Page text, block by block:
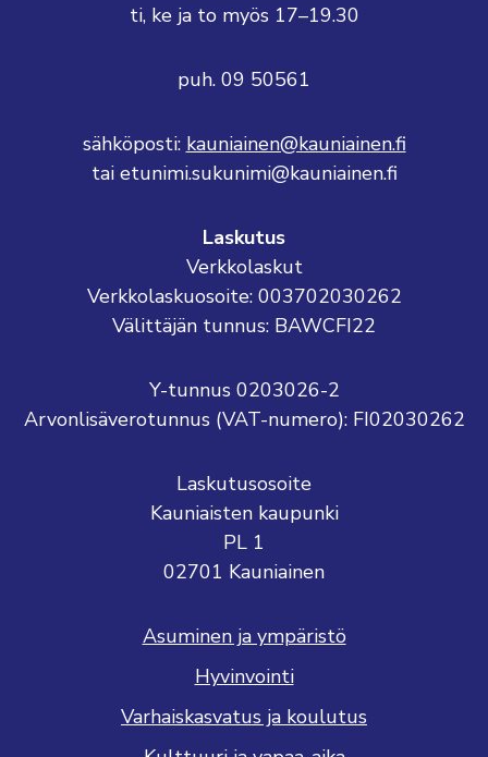
ti, ke ja to myös 17–19.30
puh. 09 50561
sähköposti: kauniainen@kauniainen.fi
tai etunimi.sukunimi@kauniainen.fi
Laskutus
Verkkolaskut
Verkkolaskuosoite: 003702030262
Välittäjän tunnus: BAWCFI22
Y-tunnus 0203026-2
Arvonlisäverotunnus (VAT-numero): FI02030262
Laskutusosoite
Kauniaisten kaupunki
PL 1
02701 Kauniainen
Asuminen ja ympäristö
Hyvinvointi
Varhaiskasvatus ja koulutus